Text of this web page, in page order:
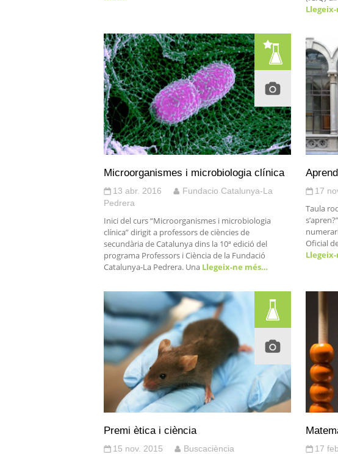
Microorganismes i microbiologia clínica
13 abr. 2016
Fundacio Catalunya-La
Pedrera
Inici del curs “Microorganismes i microbiologia
clínica” dirigit a professors de ciències de
secundària de Catalunya dins la 10ª edició del
programa Professors i Ciència de la Fundació
Catalunya-La Pedrera. Una Llegeix-ne més…
17
Taula
Oficial
Premi ètica i ciència
15 nov. 2015 Buscaciència 17